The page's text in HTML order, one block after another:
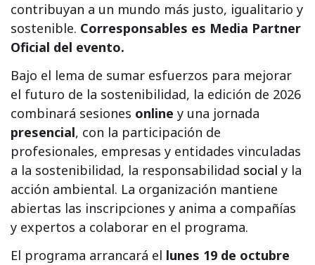
contribuyan a un mundo más justo, igualitario y
sostenible. Corresponsables es Media Partner
Oficial del evento.
Bajo el lema de sumar esfuerzos para mejorar
el futuro de la sostenibilidad, la edición de 2026
combinará sesiones online y una jornada
presencial, con la participación de
profesionales, empresas y entidades vinculadas
a la sostenibilidad, la responsabilidad social y la
acción ambiental. La organización mantiene
abiertas las inscripciones y anima a compañías
y expertos a colaborar en el programa.
El programa arrancará el lunes 19 de octubre